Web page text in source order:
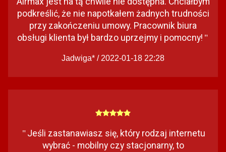
podkreślić, że nie napotkałem żadnych trudności
przy zakończeniu umowy. Pracownik biura
obsługi klienta był bardzo uprzejmy i pomocny! "
Jadwiga* / 2022-01-18 22:28
" Jeśli zastanawiasz się, który rodzaj internetu
wybrać - mobilny czy stacjonarny, to